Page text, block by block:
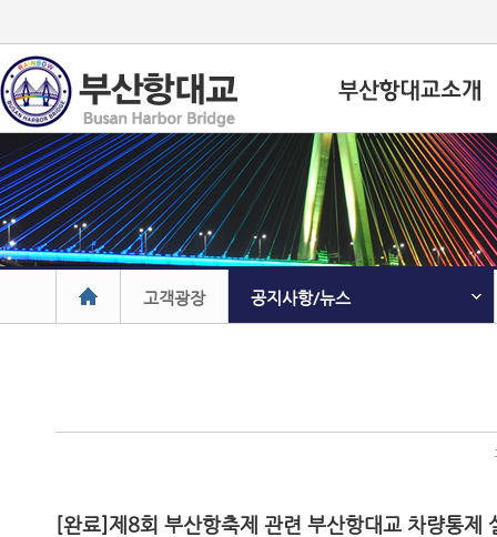
고객광장 공지사항/뉴스
[완료]제8회 부산항축제 관련 부산항대교 차량통제